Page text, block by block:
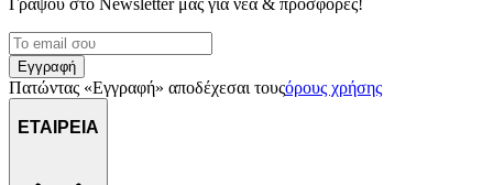
Εγγραφή
Πατώντας «Εγγραφή» αποδέχεσαι τουςόρους χρήσης
ΕΤΑΙΡΕΙΑ